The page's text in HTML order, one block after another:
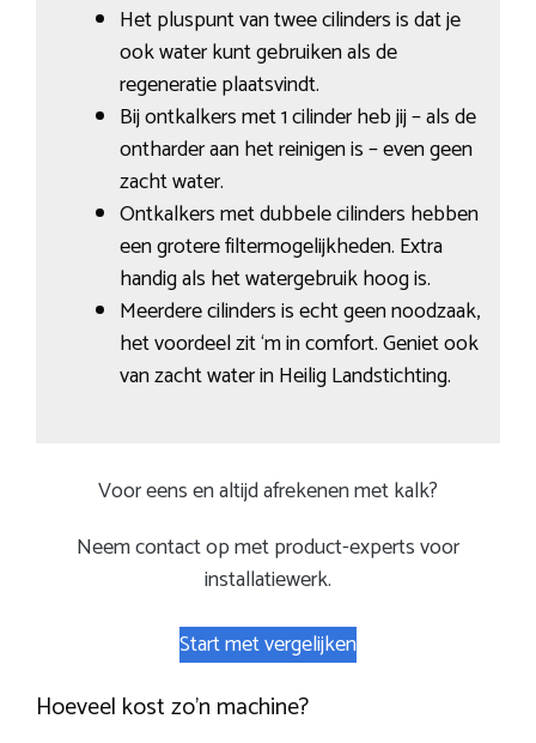
Het pluspunt van twee cilinders is dat je
ook water kunt gebruiken als de
regeneratie plaatsvindt.
Bij ontkalkers met 1 cilinder heb jij – als de
ontharder aan het reinigen is – even geen
zacht water.
Ontkalkers met dubbele cilinders hebben
een grotere filtermogelijkheden. Extra
handig als het watergebruik hoog is.
Meerdere cilinders is echt geen noodzaak,
het voordeel zit ‘m in comfort. Geniet ook
van zacht water in Heilig Landstichting.
Voor eens en altijd afrekenen met kalk?
Neem contact op met product-experts voor
installatiewerk.
Start met vergelijken
Hoeveel kost zo’n machine?